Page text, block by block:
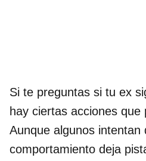
Si te preguntas si tu ex
hay ciertas acciones que
Aunque algunos intentan
comportamiento deja